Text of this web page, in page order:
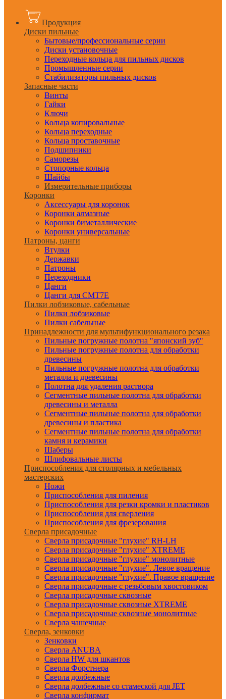
Продукция
Диски пильные
Бытовые/профессиональные серии
Диски установочные
Переходные кольца для пильных дисков
Промышленные серии
Стабилизаторы пильных дисков
Запасные части
Винты
Гайки
Ключи
Кольца копировальные
Кольца переходные
Кольца проставочные
Подшипники
Саморезы
Стопорные кольца
Шайбы
Измерительные приборы
Коронки
Аксессуары для коронок
Коронки алмазные
Коронки биметаллические
Коронки универсальные
Патроны, цанги
Втулки
Державки
Патроны
Переходники
Цанги
Цанги для CMT7E
Пилки лобзиковые, сабельные
Пилки лобзиковые
Пилки сабельные
Принадлежности для мультифункционального резака
Пильные погружные полотна "японский зуб"
Пильные погружные полотна для обработки
древесины
Пильные погружные полотна для обработки
металла и древесины
Полотна для удаления раствора
Сегментные пильные полотна для обработки
древесины и металла
Сегментные пильные полотна для обработки
древесины и пластика
Сегментные пильные полотна для обработки
камня и керамики
Шаберы
Шлифовальные листы
Приспособления для столярных и мебельных
мастерских
Ножи
Приспособления для пиления
Приспособления для резки кромки и пластиков
Приспособления для сверления
Приспособления для фрезерования
Сверла присадочные
Сверла присадочные "глухие" RH-LH
Сверла присадочные "глухие" XTREME
Сверла присадочные "глухие" монолитные
Сверла присадочные "глухие". Левое вращение
Сверла присадочные "глухие". Правое вращение
Сверла присадочные с резьбовым хвостовиком
Сверла присадочные сквозные
Сверла присадочные сквозные XTREME
Сверла присадочные сквозные монолитные
Сверла чашечные
Сверла, зенковки
Зенковки
Сверла ANUBA
Сверла HW для шкантов
Сверла Форстнера
Сверла долбежные
Сверла долбежные со стамеской для JET
Сверла конфирмат